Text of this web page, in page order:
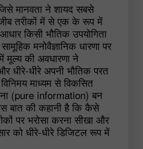
मानवता ने शायद सबसे
तरीकों में से एक के रूप में
किसी भौतिक उपयोगिता
मनोवैज्ञानिक धारणा पर
मूल्य की अवधारणा ने
धीरे-धीरे अपनी भौतिक परत
माध्यम से विकसित
(pure information) बन
बात की कहानी है कि कैसे
पर भरोसा करना सीखा और
को धीरे-धीरे डिजिटल रूप में